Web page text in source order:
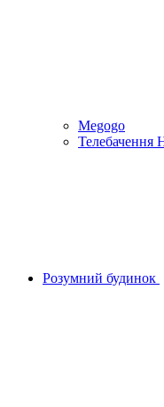
Megogo
Телебачення
Розумний будинок